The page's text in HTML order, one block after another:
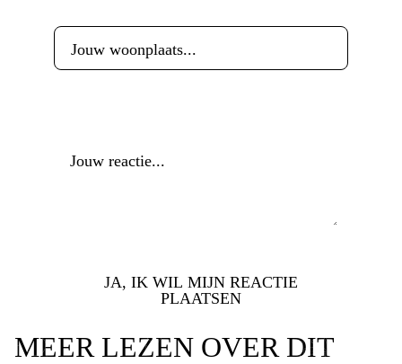
JA, IK WIL MIJN REACTIE
PLAATSEN
MEER LEZEN OVER DIT